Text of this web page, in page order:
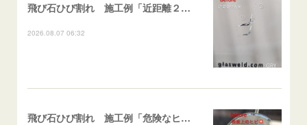
飛び石ひび割れ 施工例「近距離２箇所・パーシャル系+ストレート系」CX-8
2026.08.07 06:32
飛び石ひび割れ 施工例「危険なヒビ🚨⚠️表面上亀裂」ジムニー